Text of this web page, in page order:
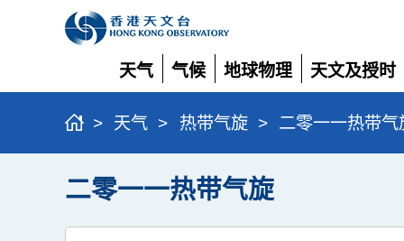
天气
展
开
气候
展
开
地球物理
展
开
天文及授时
展
开
> 天气 > 热带气旋 > 二零一一热带气
二零一一热带气旋